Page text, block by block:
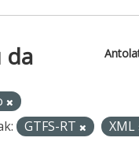
da
GTFS-RT XML